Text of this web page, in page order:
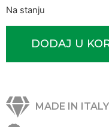
Na stanju
DODAJ U
MADE IN ITALY